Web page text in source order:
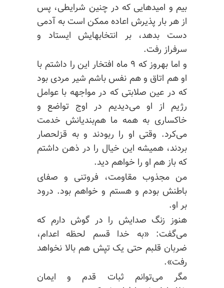
بیم و امیدهایی که در چنین شرایطی، پس
از هر بار پذیرش اعاده ممکن است به آدمی
دست بدهد، بر انتخابهایش ایستاد و
سرفراز رفت.
و اما بهروز که ۹ ماه افتخار این را داشتم با
او هم اتاق و هم نفس باشم شیر مردی بود
که در عین صلابتی که در مواجهه با عوامل
رژیم از او می‌دیدیم در اوج تواضع و
خاکساری به همه ما هم‌بندیانش خدمت
می‌کرد. وقتی او را ربودند و به قزلحصار
بردند، همیشه این خیال را در ذهن داشتم
که باز هم او را خواهم دید.
من مجذوب مقاومت، فروتنی و صفای
باطنش بودم و هستم و خواهم بود. درود
بر او.
هنوز زنگ صدایش را در گوش دارم که
می‌گفت: «به خدا قسم لحظه اعدام،
ضربان قلبم حتی یک تپش هم بالا نخواهد
رفت».
مگر می‌توانم ثبات قدم و ایمان